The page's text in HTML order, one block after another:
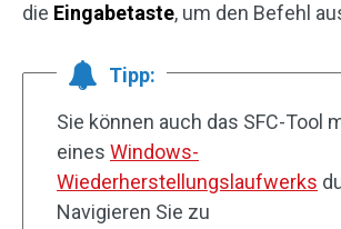
die Eingabetaste, um den Befehl
Tipp:
Sie können auch das SFC-Tool
eines Windows-
Wiederherstellungslaufwerks
Navigieren Sie zu